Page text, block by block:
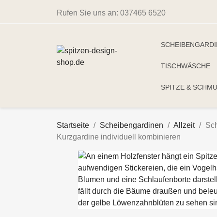
Rufen Sie uns an: 037465 6520
TISCHWÄSCHE
SPITZE &
Startseite Scheibengardinen Allzeit
Kurzgardine individuell kombinieren